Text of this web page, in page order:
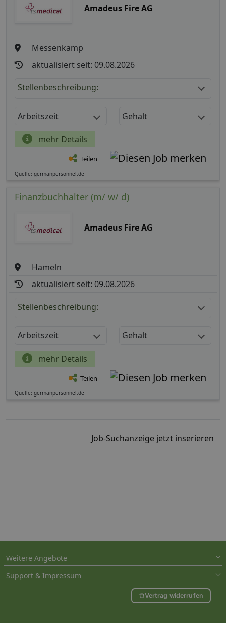
Amadeus Fire AG
Messenkamp
aktualisiert seit: 09.08.2026
Stellenbeschreibung:
Arbeitszeit Gehalt
mehr Details
Teilen
Quelle: germanpersonnel.de
Finanzbuchhalter (m/ w/ d)
Amadeus Fire AG
Hameln
aktualisiert seit: 09.08.2026
Stellenbeschreibung:
Arbeitszeit Gehalt
mehr Details
Teilen
Quelle: germanpersonnel.de
Job-Suchanzeige jetzt inserieren
Weitere Angebote
Support & Impressum
Vertrag widerrufen